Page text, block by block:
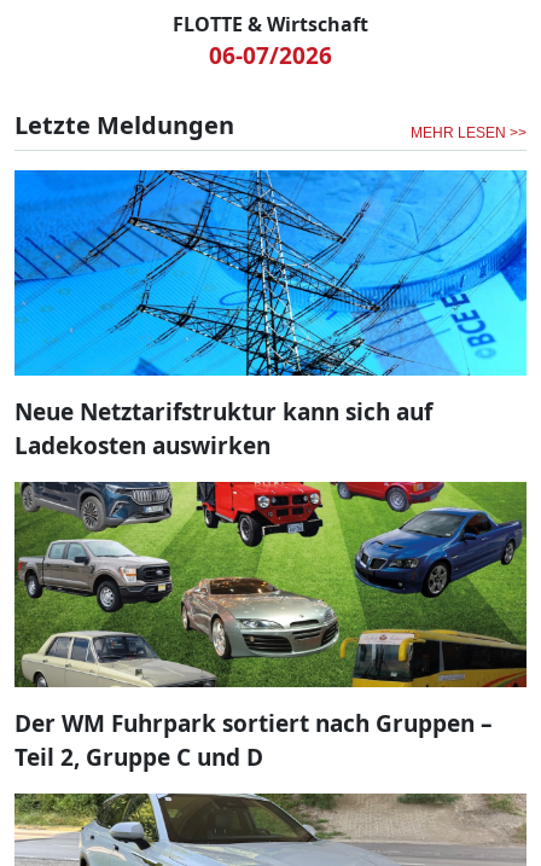
FLOTTE & Wirtschaft
06-07/2026
Letzte Meldungen MEHR LESEN >>
Neue Netztarifstruktur kann sich auf
Ladekosten auswirken
Der WM Fuhrpark sortiert nach Gruppen –
Teil 2, Gruppe C und D